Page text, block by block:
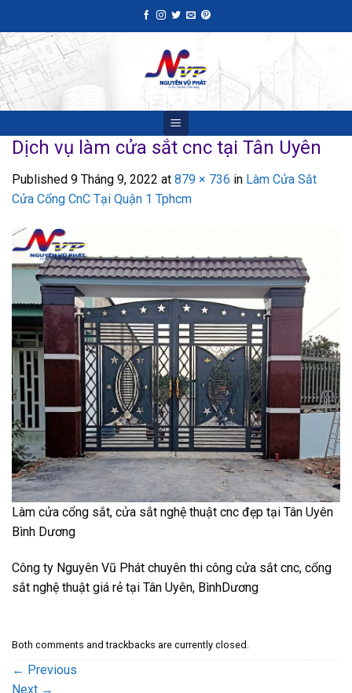
to
content
Dịch vụ làm cửa sắt cnc tại Tân Uyên
Published 9 Tháng 9, 2022 at 879 × 736 in Làm Cửa Sắt
Cửa Cổng CnC Tại Quận 1 Tphcm
Làm cửa cổng sắt, cửa sắt nghệ thuật cnc đẹp tại Tân Uyên
Bình Dương
Công ty Nguyên Vũ Phát chuyên thi công cửa sắt cnc, cổng
sắt nghệ thuật giá rẻ tại Tân Uyên, BìnhDương
Both comments and trackbacks are currently closed.
← Previous
Next →